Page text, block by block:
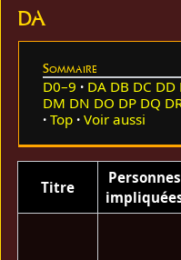
DA
Sommaire
D0–9 DA DB DC DD
DM DN DO DP DQ
Top
Voir aussi
Titre
Personnes